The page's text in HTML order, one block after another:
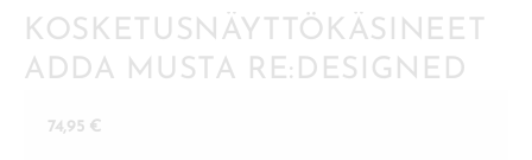
KOSKETUSNÄYTTÖKÄSINEET
ADDA MUSTA RE:DESIGNED
74,95 €